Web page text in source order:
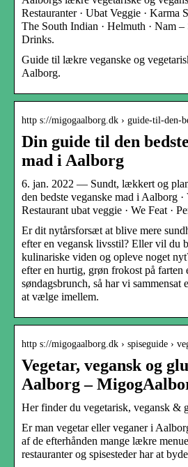
Restauranter · Ubat Veggie · Karma
The South Indian · Helmuth · Nam
Drinks.
Guide til lækre veganske og
Aalborg.
http s://migogaalborg.dk › guide-til-den-
Din guide til den
mad i Aalborg
6. jan. 2022 — Sundt, lækkert og
den bedste veganske mad i Aalborg ·
Restaurant ubat veggie · We Feat ·
Er dit nytårsforsæt at blive mere
efter en vegansk livsstil? Eller vil du
kulinariske viden og opleve noget
efter en hurtig, grøn frokost på farten
søndagsbrunch, så har vi sammensat
at vælge imellem.
http s://migogaalborg.dk › spiseguide ›
Vegetar, vegansk og
Aalborg –
Her finder du vegetarisk, vegansk &
Er man vegetar eller veganer i
af de efterhånden mange lækre
restauranter og spisesteder har at